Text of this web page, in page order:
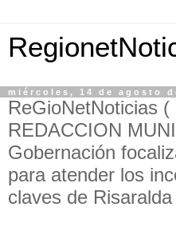
miércoles, 14 de agosto
ReGioNetNoticias (
REDACCION
Gobernación
para atender los
claves de Risaralda